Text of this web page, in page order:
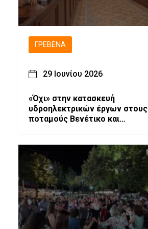
ΓΡΕΒΕΝΆ
29 Ιουνίου 2026
«Όχι» στην κατασκευή
υδροηλεκτρικών έργων στους
ποταμούς Βενέτικο και